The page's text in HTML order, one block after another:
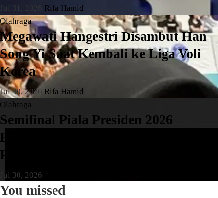
Jul 31, 2026 Rifa Hamid
Olahraga
Megawati Hangestri Disambut Han
Song Yi Saat Kembali ke Liga Voli
Korea
Jul 30, 2026 Rifa Hamid
Olahraga
Semifinal Piala Presiden 2026
Berpeluang Hadirkan Persib vs
Persija
Jul 30, 2026
You missed